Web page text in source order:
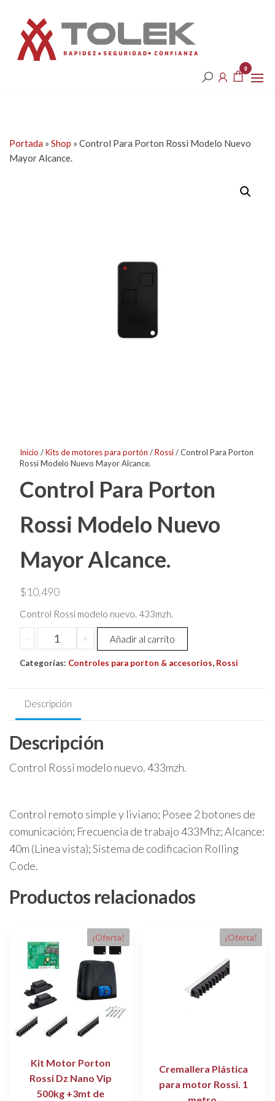
contenido
0
Portada » Shop » Control Para Porton Rossi Modelo Nuevo
Mayor Alcance.
Inicio /Kits de motores para portón /Rossi/ Control Para Porton
Rossi Modelo Nuevo Mayor Alcance.
Control Para Porton
Rossi Modelo Nuevo
Mayor Alcance.
$10.490
Control Rossi modelo nuevo. 433mzh.
-
Control
Para
Porton
Nuevo
Mayor
Alcance.
cantidad
+ Añadir al carrito
Categorías: Controles para porton & accesorios, Rossi
Descripción
Descripción
Control Rossi modelo nuevo. 433mzh.
Control remoto simple y liviano; Posee 2 botones de
comunicación; Frecuencia de trabajo 433Mhz; Alcance:
40m (Linea vista); Sistema de codificacion Rolling
Code.
Productos relacionados
¡Oferta!
Kit Motor Porton
Rossi Dz Nano Vip
500kg +3mt de
¡Oferta!
Cremallera Plástica
para motor Rossi. 1